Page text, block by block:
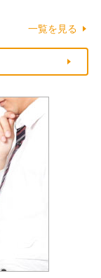
一覧を見る